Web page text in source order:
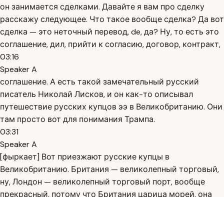
он занимается сделками. Давайте я вам про сделку
расскажу следующее. Что такое вообще сделка? Да вот
сделка — это неточный перевод, de, да? Ну, то есть это
соглашение, дил, прийти к согласию, договор, контракт,
03:16
Speaker A
соглашение. А есть такой замечательный русский
писатель Николай Лисков, и он как-то описывал
путешествие русских купцов ээ в Великобританию. Они
там просто вот для понимания Трампа.
03:31
Speaker A
[фыркает] Вот приезжают русские купцы в
Великобританию. Британия — великолепный торговый,
ну, Лондон — великолепный торговый порт, вообще
прекрасный, потому что Британия царица морей, она